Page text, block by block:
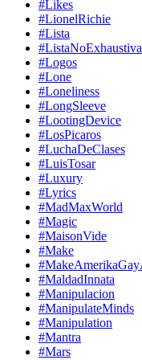
#Likes
#LionelRichie
#Lista
#ListaNoExhaustiva
#Logos
#Lone
#Loneliness
#LongSleeve
#LootingDevice
#LosPicaros
#LuchaDeClases
#LuisTosar
#Luxury
#Lyrics
#MadMaxWorld
#Magic
#MaisonVide
#Make
#MaldadInnata
#Manipulacion
#ManipulateMinds
#Manipulation
#Mantra
#Mars